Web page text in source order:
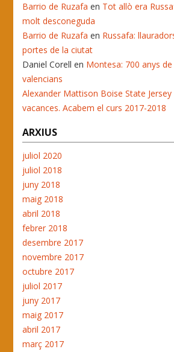
Barrio de Ruzafa en Tot allò era
molt desconeguda
Barrio de Ruzafa en Russafa:
portes de la ciutat
Daniel Corell en Montesa: 700 anys de
valencians
Alexander Mattison Boise State Jersey
vacances. Acabem el curs 2017-2018
ARXIUS
juliol 2020
juliol 2018
juny 2018
maig 2018
abril 2018
febrer 2018
desembre 2017
novembre 2017
octubre 2017
juliol 2017
juny 2017
maig 2017
abril 2017
març 2017